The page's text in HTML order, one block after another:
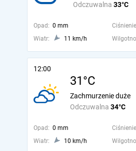
Odczuwalna 33°C
Opad: 0 mm
Wiatr:
11 km/h
12:00
31°C
Odczuwalna 34°C
Zachmurzenie duże
Opad: 0 mm
Wiatr:
10 km/h